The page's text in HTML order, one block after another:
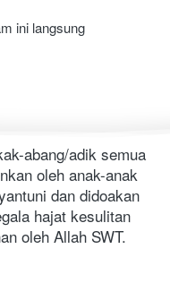
ini langsung
abang/adik semua
oleh anak-anak
dan didoakan
hajat kesulitan
oleh Allah SWT.